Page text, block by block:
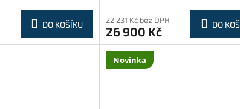
DO KOŠÍKU 22 231 Kč bez DPH
26 900 Kč DO
Novinka